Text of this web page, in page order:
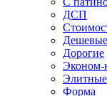
ДСП
Дешевые
Дорогие
Эконом-
Элитные
Форма